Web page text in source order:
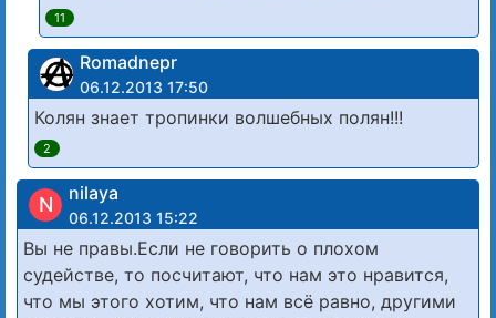
11
Romadnepr
06.12.2013 17:50
Колян знает тропинки волшебных полян!!!
2
N nilaya
06.12.2013 15:22
Вы не правы.Если не говорить о плохом
судействе, то посчитают, что нам это нравится,
что мы этого хотим, что нам всё равно, другими